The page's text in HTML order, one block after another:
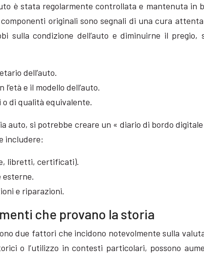
è stata regolarmente controllata e mantenuta
originali sono segnali di una cura
sulla condizione dell’auto e diminuirne il
dell’auto.
e il modello dell’auto.
di qualità equivalente.
auto, si potrebbe creare un « diario di bordo
includere:
libretti, certificati).
esterne.
e riparazioni.
che provano la storia
due fattori che incidono notevolmente sulla
o l’utilizzo in contesti particolari, possono